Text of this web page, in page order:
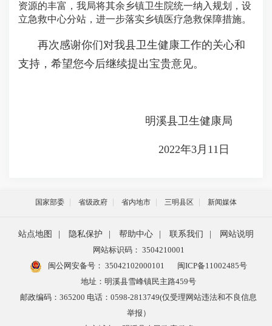
资源的丰富，我局将其余乡镇卫生院统一纳入规划，设
立急救中心分站，进一步落实乡镇医疗急救保障措施。
再次感谢你们对我县卫生健康工作的关心和
支持，希望您今后继续提出宝贵意见。
明溪县卫生健康局
2022年3月11日
国家部委 省级政府 省内地市 三明县区 新闻媒体
站点地图 隐私保护 帮助中心 联系我们
网站说明
网站标识码： 3504210001
闽公网安备号： 35042102000101
闽ICP备11002485号
地址：明溪县雪峰镇民主路459号
邮政编码：365200 电话：0598-2813749(仅受理网站违法和不良信息
举报）